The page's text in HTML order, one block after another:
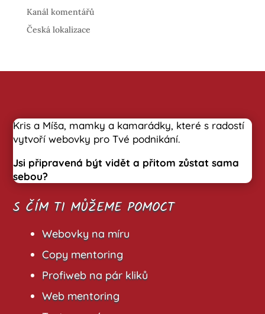
Kanál komentářů
Česká lokalizace
Kris a Míša, mamky a kamarádky, které s radostí
vytvoří webovky pro Tvé podnikání.
Jsi připravená být vidět a přitom zůstat sama
sebou?
S ČÍM TI MŮŽEME POMOCT
Webovky na míru
Copy mentoring
Profiweb na pár kliků
Web mentoring